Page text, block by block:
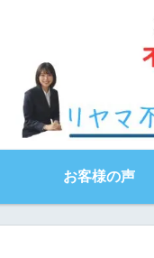
お客様の声